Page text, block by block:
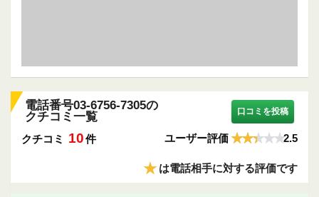
電話番号03-6756-7305の
クチコミ一覧
口コミを投稿
クチコミ 10件 ユーザー評価 2.5
★は電話相手に対する評価です